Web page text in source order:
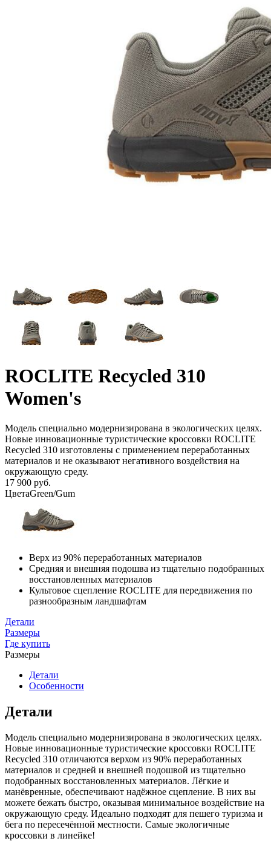
ROCLITE Recycled 310
Women's
Модель специально модернизирована в экологических целях.
Новые инновационные туристические кроссовки ROCLITE
Recycled 310 изготовлены с применением переработанных
материалов и не оказывают негативного воздействия на
окружающую среду.
17 900 руб.
ЦветаGreen/Gum
Верх из 90% переработанных материалов
Средняя и внешняя подошва из тщательно подобранных
восстановленных материалов
Культовое сцепление ROCLITE для передвижения по
разнообразным ландшафтам
Детали
Размеры
Где купить
Размеры
Детали
Особенности
Детали
Модель специально модернизирована в экологических целях.
Новые инновационные туристические кроссовки ROCLITE
Recycled 310 отличаются верхом из 90% переработанных
материалов и средней и внешней подошвой из тщательно
подобранных восстановленных материалов. Лёгкие и
манёвренные, обеспечивают надёжное сцепление. В них вы
можете бежать быстро, оказывая минимальное воздействие на
окружающую среду. Идеально подходят для пешего туризма и
бега по пересечённой местности. Самые экологичные
кроссовки в линейке!